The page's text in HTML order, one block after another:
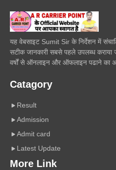
यह वेबसाइट Sumit Sir के निर्देशन में
सटीक जानकारी सबसे पहले उपलब्ध
वर्षों से ऑनलाइन और ऑफलाइन पढाने का
Catagory
Result
Admission
Admit card
Latest Update
More Link